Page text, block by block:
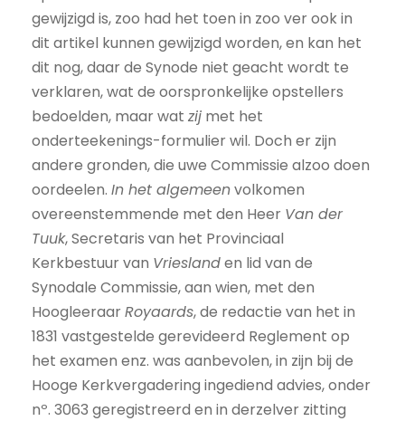
gewijzigd is, zoo had het toen in zoo ver ook in
dit artikel kunnen gewijzigd worden, en kan het
dit nog, daar de Synode niet geacht wordt te
verklaren, wat de oorspronkelijke opstellers
bedoelden, maar wat zij met het
onderteekenings-formulier wil. Doch er zijn
andere gronden, die uwe Commissie alzoo doen
oordeelen. In het algemeenvolkomen
overeenstemmende met den Heer Van der
Tuuk, Secretaris van het Provinciaal
Kerkbestuur van Vrieslanden lid van de
Synodale Commissie, aan wien, met den
HoogleeraarRoyaards, de redactie van het in
1831 vastgestelde gerevideerd Reglement op
het examen enz. was aanbevolen, in zijn bij de
Hooge Kerkvergadering ingediend advies, onder
nº. 3063 geregistreerd en in derzelver zitting